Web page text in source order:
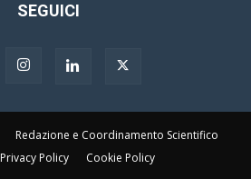
SEGUICI
Redazione e Coordinamento Scientifico
Privacy Policy Cookie Policy